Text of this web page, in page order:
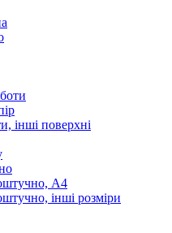
інші поверхні
А4
інші розміри